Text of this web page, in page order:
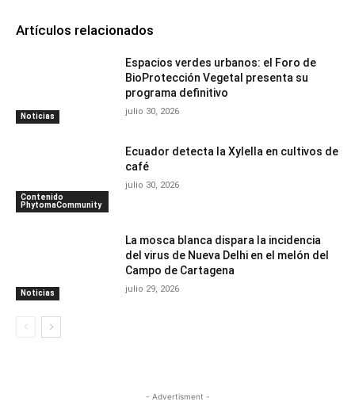
Artículos relacionados
Noticias
Espacios verdes urbanos: el Foro de
BioProtección Vegetal presenta su
programa definitivo
julio 30, 2026
Contenido
PhytomaCommunity
Ecuador detecta la Xylella en cultivos de
café
julio 30, 2026
Noticias
La mosca blanca dispara la incidencia
del virus de Nueva Delhi en el melón del
Campo de Cartagena
julio 29, 2026
- Advertisment -